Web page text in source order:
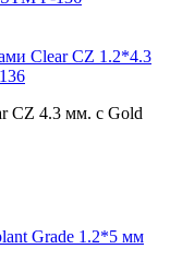
Clear CZ 1.2*4.3
CZ 4.3 мм. с Gold